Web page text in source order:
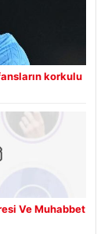
korkulu
Ve Muhabbet